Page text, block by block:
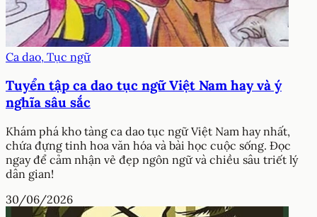
Ca dao, Tục ngữ
Tuyển tập ca dao tục ngữ Việt Nam hay và ý
nghĩa sâu sắc
Khám phá kho tàng ca dao tục ngữ Việt Nam hay nhất,
chứa đựng tinh hoa văn hóa và bài học cuộc sống. Đọc
ngay để cảm nhận vẻ đẹp ngôn ngữ và chiều sâu triết lý
dân gian!
30/06/2026